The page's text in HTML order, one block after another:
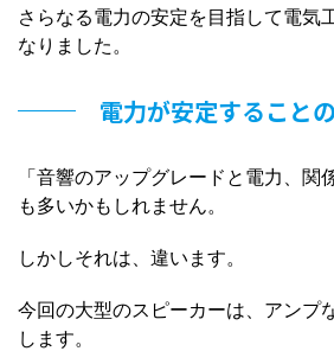
さらなる電力の安定を目指して電気
なりました。
電力が安定すること
「音響のアップグレードと電力、関
も多いかもしれません。
しかしそれは、違います。
今回の大型のスピーカーは、アンプ
します。